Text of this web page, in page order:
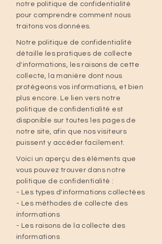
notre politique de confidentialité
pour comprendre comment nous
traitons vos données.
Notre politique de confidentialité
détaille les pratiques de collecte
d'informations, les raisons de cette
collecte, la manière dont nous
protégeons vos informations, et bien
plus encore. Le lien vers notre
politique de confidentialité est
disponible sur toutes les pages de
notre site, afin que nos visiteurs
puissent y accéder facilement.
Voici un aperçu des éléments que
vous pouvez trouver dans notre
politique de confidentialité :
- Les types d'informations collectées
- Les méthodes de collecte des
informations
- Les raisons de la collecte des
informations